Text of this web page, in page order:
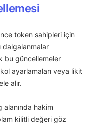
token sahipleri için
dalgalanmalar
bu güncellemeler
ayarlamaları veya likit
alır.
hakim
kilitli değeri göz